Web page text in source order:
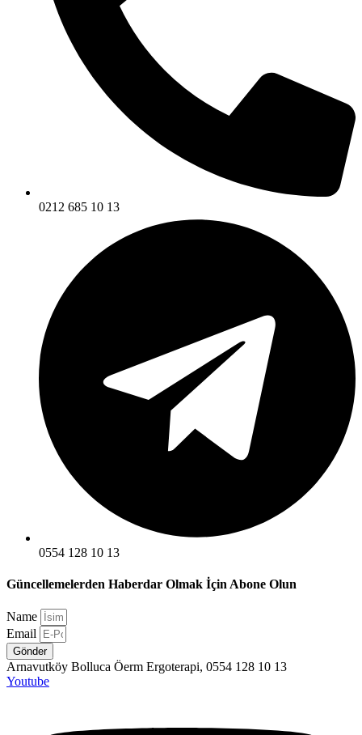
0212 685 10 13
0554 128 10 13
Güncellemelerden Haberdar Olmak İçin Abone Olun
Name
Email
Gönder
Arnavutköy Bolluca Öerm Ergoterapi, 0554 128 10 13
Youtube